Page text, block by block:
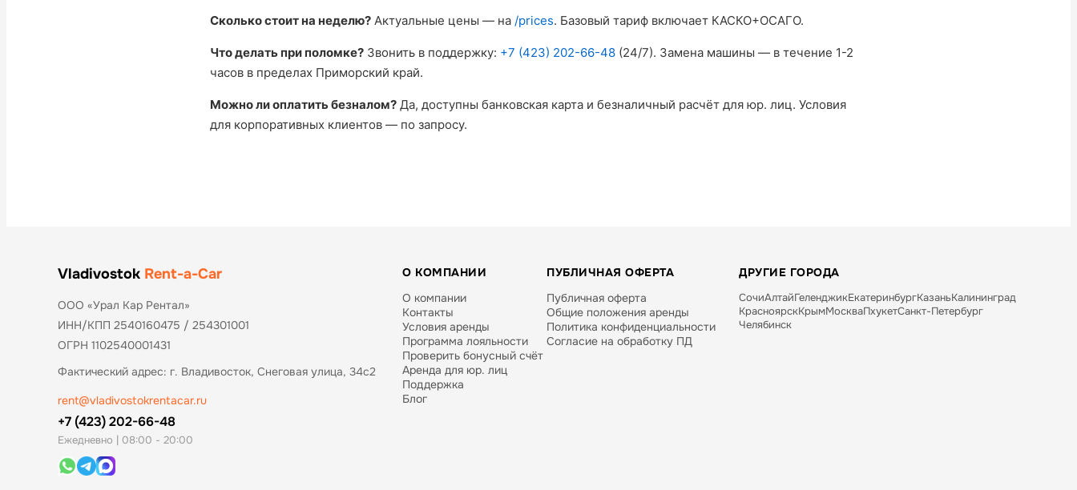
Сколько стоит на неделю? Актуальные цены — на /prices. Базовый тариф включает КАСКО+ОСАГО.
Что делать при поломке? Звонить в поддержку: +7 (423) 202-66-48 (24/7). Замена машины — в течение 1-2
часов в пределах Приморский край.
Можно ли оплатить безналом? Да, доступны банковская карта и безналичный расчёт для юр. лиц. Условия
для корпоративных клиентов — по запросу.
Vladivostok Rent-a-Car
ООО «Урал Кар Рентал»
ИНН/КПП 2540160475 / 254301001
ОГРН 1102540001431
Фактический адрес: г. Владивосток, Снеговая улица, 34с2
rent@vladivostokrentacar.ru
+7 (423) 202-66-48
Ежедневно | 08:00 - 20:00
О КОМПАНИИ
О компании
Контакты
Условия аренды
Программа лояльности
Проверить бонусный счёт
Аренда для юр. лиц
Поддержка
Блог
ПУБЛИЧНАЯ ОФЕРТА
Публичная оферта
Общие положения аренды
Политика конфиденциальности
Согласие на обработку ПД
ДРУГИЕ ГОРОДА
СочиАлтайГеленджикЕкатеринбургКазаньКалининград
КрасноярскКрымМоскваПхукетСанкт-Петербург
Челябинск